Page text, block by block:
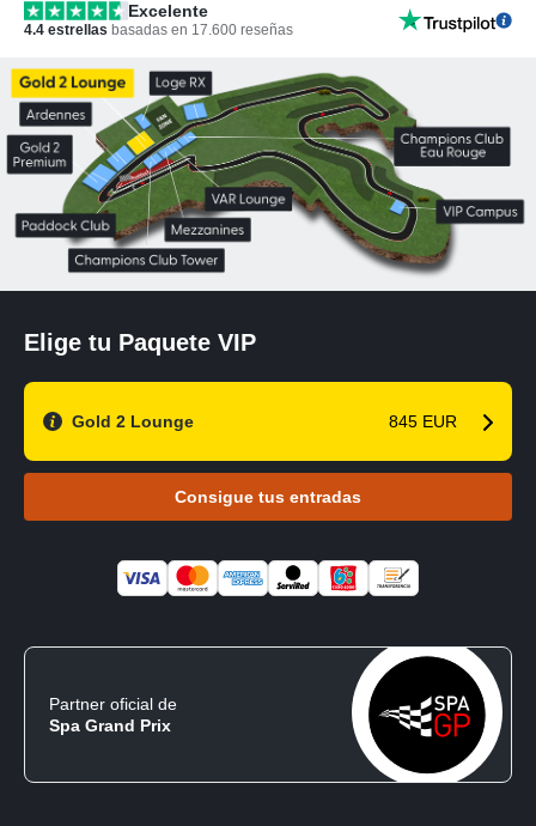
Excelente
4.4 estrellas basadas en 17.600 reseñas
Elige tu Paquete VIP
Gold 2 Lounge 845 EUR
Consigue tus entradas
Partner oficial de
Spa Grand Prix